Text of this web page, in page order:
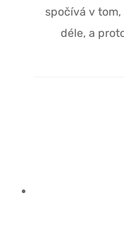
spočívá v
déle, a